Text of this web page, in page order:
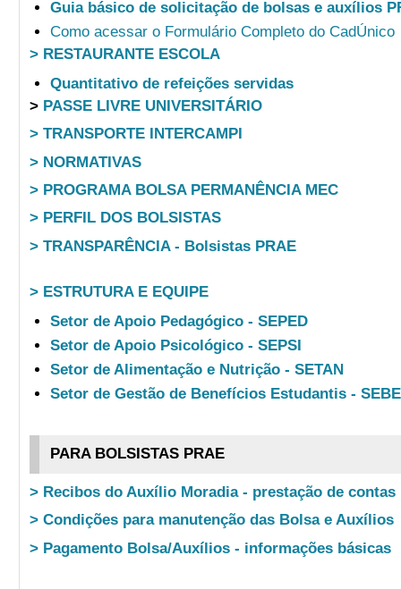
Guia básico de solicitação de bolsas e auxílios
Como acessar o Formulário Completo do CadÚnico
> RESTAURANTE ESCOLA
Quantitativo de refeições servidas
> PASSE LIVRE UNIVERSITÁRIO
> TRANSPORTE INTERCAMPI
> NORMATIVAS
> PROGRAMA BOLSA PERMANÊNCIA MEC
> PERFIL DOS BOLSISTAS
> TRANSPARÊNCIA - Bolsistas PRAE
> ESTRUTURA E EQUIPE
Setor de Apoio Pedagógico - SEPED
Setor de Apoio Psicológico - SEPSI
Setor de Alimentação e Nutrição - SETAN
Setor de Gestão de Benefícios Estudantis -
PARA BOLSISTAS PRAE
> Recibos do Auxílio Moradia - prestação de contas
> Condições para manutenção das Bolsa e Auxílios
> Pagamento Bolsa/Auxílios - informações básicas